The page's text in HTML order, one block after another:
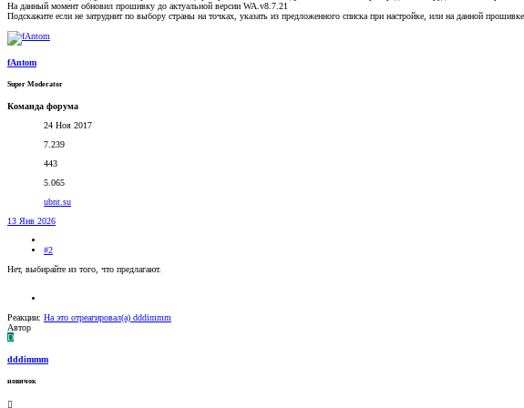
На данный момент обновил прошивку до актуальной версии WA.v8.7.21
Подскажите если не затруднит по выбору страны на точках, указать из предложенного списка при настройке, или на данной
fAntom
Super Moderator
Команда форума
24 Ноя 2017
7.239
443
5.065
ubnt.su
13 Янв 2026
#2
Нет, выбирайте из того, что предлагают.
Реакции: На это отреагировал(а) dddimmm
Автор
D
dddimmm
новичок